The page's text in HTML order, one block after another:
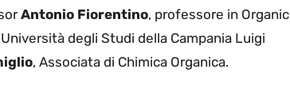
Antonio Fiorentino, professore in Organic
degli Studi della Campania Luigi
, Associata di Chimica Organica.